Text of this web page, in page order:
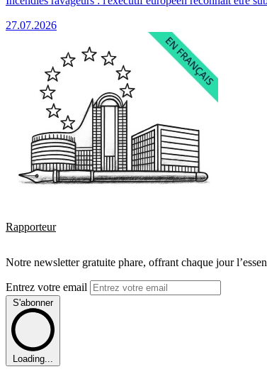
27.07.2026
Rapporteur
Notre newsletter gratuite phare, offrant chaque jour
Entrez votre email
S'abonner
Loading...